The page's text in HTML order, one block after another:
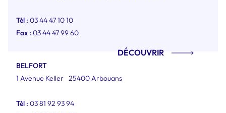
Tél : 03 44 47 10 10
Fax : 03 44 47 99 60
DÉCOUVRIR
BELFORT
1 Avenue Keller 25400 Arbouans
Tél : 03 81 92 93 94